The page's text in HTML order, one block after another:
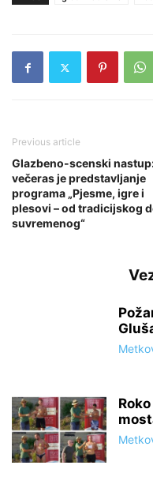
Previous article
Glazbeno-scenski
večeras je predstavljanje
programa „Pjesme, igre i
plesovi – od tradicijskog
suvremenog“